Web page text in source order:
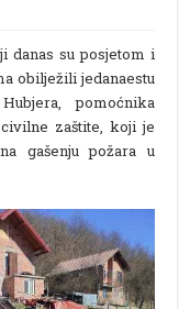
danas su posjetom i
obilježili jedanaestu
pomoćnika
zaštite, koji je
gašenju požara u